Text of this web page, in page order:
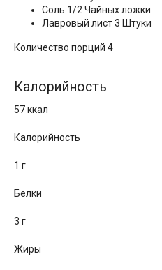
Соль 1/2 Чайных ложки
Лавровый лист 3 Штуки
Количество порций 4
Калорийность
57 ккал
Калорийность
1 г
Белки
3 г
Жиры